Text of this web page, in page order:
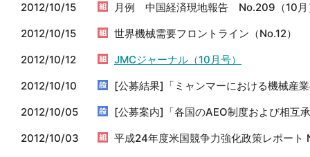
2012/10/15
月例 中国経済現地報告 No.209（10月
2012/10/15
世界機械需要フロントライン（No.12）
2012/10/12
JMCジャーナル（10月号）
2012/10/10
[公募結果]「ミャンマーにおける機械産
2012/10/05
[公募案内]「各国のAEO制度および相互
2012/10/03
平成24年度米国競争力強化政策レポー